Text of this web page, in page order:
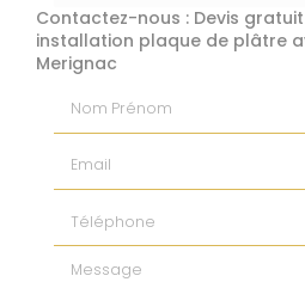
Contactez-nous : Devis
installation plaque de plâtre
Merignac
Message